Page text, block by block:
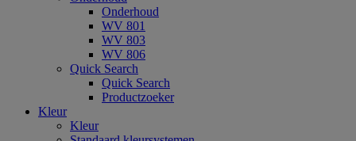
Onderhoud
WV 801
WV 803
WV 806
Quick Search
Quick Search
Productzoeker
Kleur
Kleur